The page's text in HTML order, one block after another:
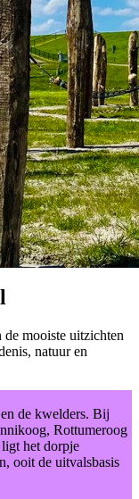
mooiste uitzichten
natuur en
de kwelders. Bij
Rottumeroog
het dorpje
ooit de uitvalsbasis